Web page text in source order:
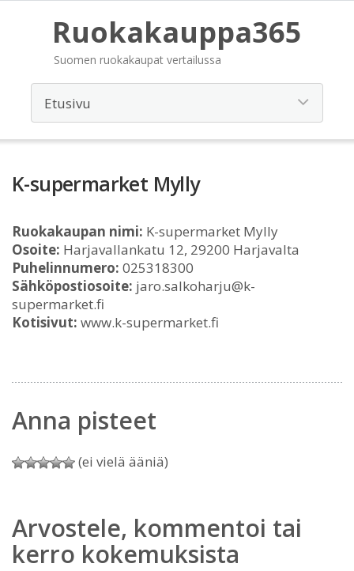
Ruokakauppa365
Suomen ruokakaupat vertailussa
K-supermarket Mylly
Ruokakaupan nimi: K-supermarket Mylly
Osoite: Harjavallankatu 12, 29200 Harjavalta
Puhelinnumero: 025318300
Sähköpostiosoite: jaro.salkoharju@k-
supermarket.fi
Kotisivut: www.k-supermarket.fi
Anna pisteet
(ei vielä ääniä)
Arvostele, kommentoi tai
kerro kokemuksista